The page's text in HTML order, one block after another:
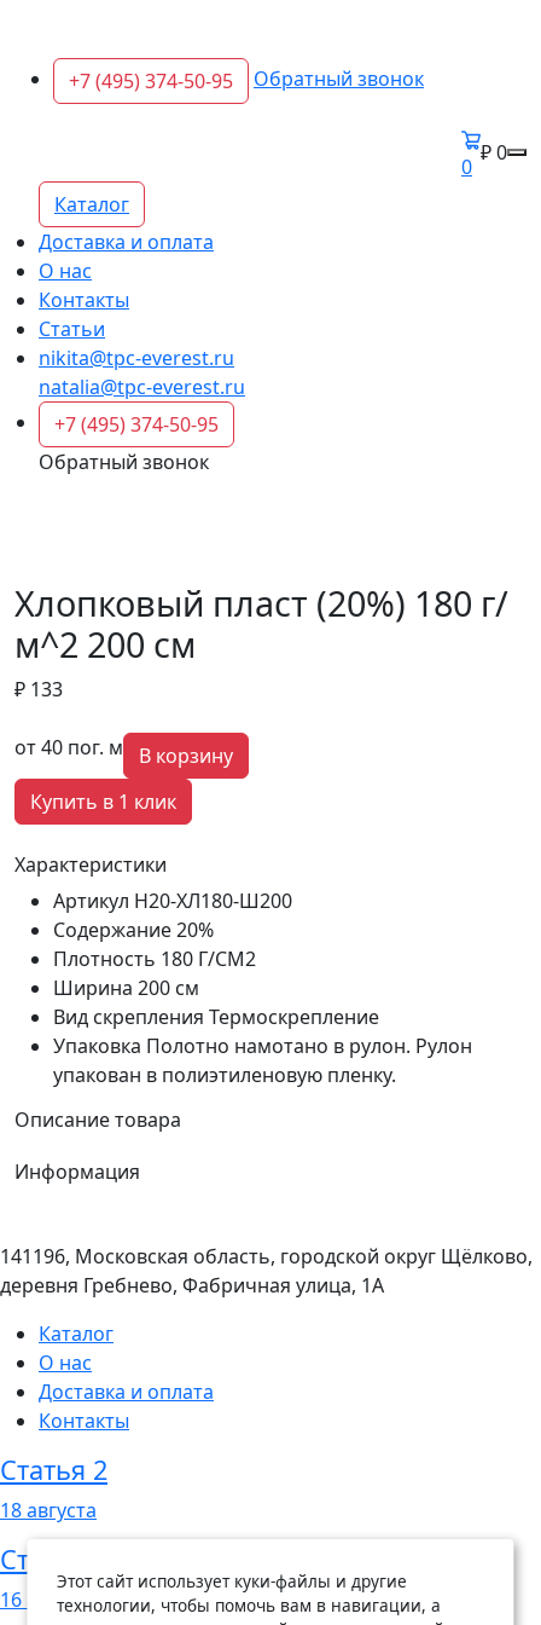
+7 (495) 374-50-95 Обратный звонок
0
₽ 0
Каталог
Доставка и оплата
О нас
Контакты
Статьи
nikita@tpc-everest.ru
natalia@tpc-everest.ru
+7 (495) 374-50-95
Обратный звонок
Хлопковый пласт (20%) 180 г/
м^2 200 см
₽ 133
от 40 пог. м
В корзину
Купить в 1 клик
Характеристики
Артикул Н20-ХЛ180-Ш200
Содержание20%
Плотность 180 Г/СМ2
Ширина 200 см
Вид скрепления Термоскрепление
Упаковка Полотно намотано в рулон. Рулон
упакован в полиэтиленовую пленку.
Описание товара
Информация
141196, Московская область, городской округ Щёлково,
деревня Гребнево, Фабричная улица, 1А
Каталог
О нас
Доставка и оплата
Контакты
Статья 2
18августа
Статья 1
16 августа
Этот сайт использует куки-файлы и другие
технологии, чтобы помочь вам в навигации, а